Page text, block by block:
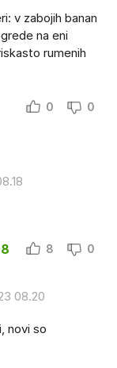
v zabojih banan
na eni
rumenih
0 0
8 0
08.20
novi so